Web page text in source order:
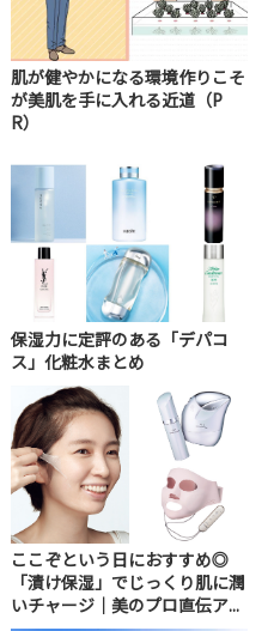
肌が健やかになる環境作りこそ
が美肌を手に入れる近道（P
R）
保湿力に定評のある「デパコ
ス」化粧水まとめ
ここぞという日におすすめ◎
「漬け保湿」でじっくり肌に潤
いチャージ｜美のプロ直伝ア...